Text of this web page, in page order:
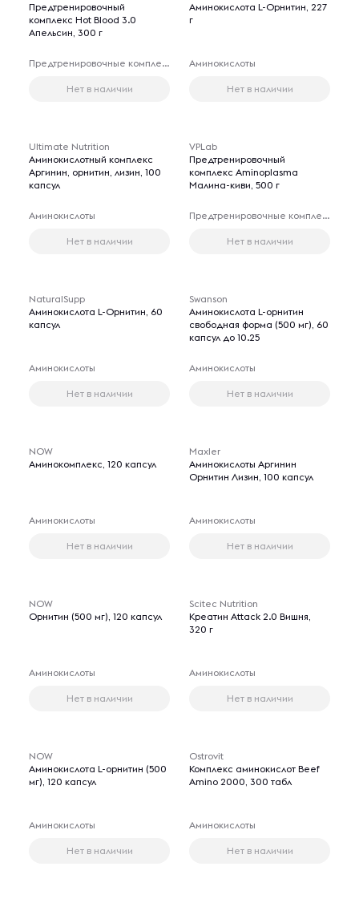
Предтренировочный
комплекс Hot Blood 3.0
Апельсин, 300 г
Предтренировочные комплексы
Нет в наличии
Аминокислота L-Орнитин, 227
г
Аминокислоты
Нет в наличии
Ultimate Nutrition
Аминокислотный комплекс
Аргинин, орнитин, лизин, 100
капсул
Аминокислоты
Нет в наличии
VPLab
Предтренировочный
комплекс Aminoplasma
Малина-киви, 500 г
Предтренировочные комплексы
Нет в наличии
NaturalSupp
Аминокислота L-Орнитин, 60
капсул
Аминокислоты
Нет в наличии
Swanson
Аминокислота L-орнитин
свободная форма (500 мг), 60
капсул до 10.25
Аминокислоты
Нет в наличии
NOW
Аминокомплекс, 120 капсул
Аминокислоты
Нет в наличии
Maxler
Аминокислоты Аргинин
Орнитин Лизин, 100 капсул
Аминокислоты
Нет в наличии
NOW
Орнитин (500 мг), 120 капсул
Аминокислоты
Нет в наличии
Scitec Nutrition
Креатин Attack 2.0 Вишня,
320 г
Аминокислоты
Нет в наличии
NOW
Аминокислота L-орнитин (500
мг), 120 капсул
Аминокислоты
Нет в наличии
Ostrovit
Комплекс аминокислот Beef
Amino 2000, 300 табл
Аминокислоты
Нет в наличии